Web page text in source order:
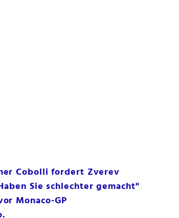
Cobolli fordert Zverev
Sie schlechter gemacht"
Monaco-GP